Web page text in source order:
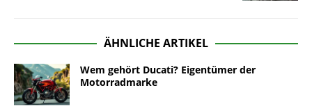
ÄHNLICHE ARTIKEL
Wem gehört Ducati? Eigentümer der
Motorradmarke